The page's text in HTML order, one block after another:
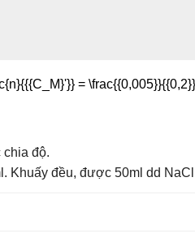
chia độ.
Khuấy đều, được 50ml dd NaCl